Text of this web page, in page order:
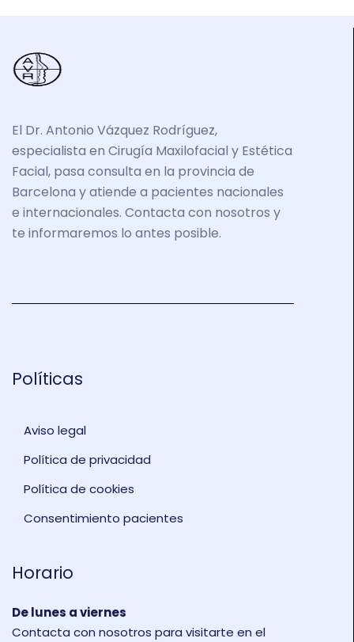
El Dr. Antonio Vázquez Rodríguez,
especialista en Cirugía Maxilofacial y Estética
Facial, pasa consulta en la provincia de
Barcelona y atiende a pacientes nacionales
e internacionales. Contacta con nosotros y
te informaremos lo antes posible.
Políticas
Aviso legal
Política de privacidad
Política de cookies
Consentimiento pacientes
Horario
De lunes a viernes
Contacta con nosotros para visitarte en el